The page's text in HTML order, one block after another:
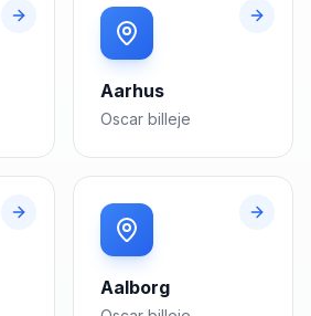
Aarhus
Oscar billeje
Aalborg